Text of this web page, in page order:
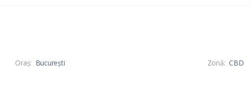
Oraş: București Zonă: CBD